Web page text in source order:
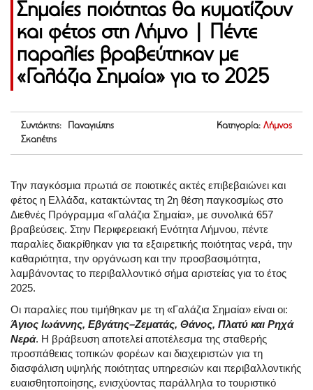
Σημαίες ποιότητας θα κυματίζουν
και φέτος στη Λήμνο | Πέντε
παραλίες βραβεύτηκαν με
«Γαλάζια Σημαία» για το 2025
Συντάκτης: Παναγιώτης
Σκαπέτης
Κατηγορία: Λήμνος
Την παγκόσμια πρωτιά σε ποιοτικές ακτές επιβεβαιώνει και
φέτος η Ελλάδα, κατακτώντας τη 2η θέση παγκοσμίως στο
Διεθνές Πρόγραμμα «Γαλάζια Σημαία», με συνολικά 657
βραβεύσεις. Στην Περιφερειακή Ενότητα Λήμνου, πέντε
παραλίες διακρίθηκαν για τα εξαιρετικής ποιότητας νερά, την
καθαριότητα, την οργάνωση και την προσβασιμότητα,
λαμβάνοντας το περιβαλλοντικό σήμα αριστείας για το έτος
2025.
Οι παραλίες που τιμήθηκαν με τη «Γαλάζια Σημαία» είναι οι:
Άγιος Ιωάννης, Εβγάτης–Ζεματάς, Θάνος, Πλατύ και Ρηχά
Νερά. Η βράβευση αποτελεί αποτέλεσμα της σταθερής
προσπάθειας τοπικών φορέων και διαχειριστών για τη
διασφάλιση υψηλής ποιότητας υπηρεσιών και περιβαλλοντικής
ευαισθητοποίησης, ενισχύοντας παράλληλα το τουριστικό